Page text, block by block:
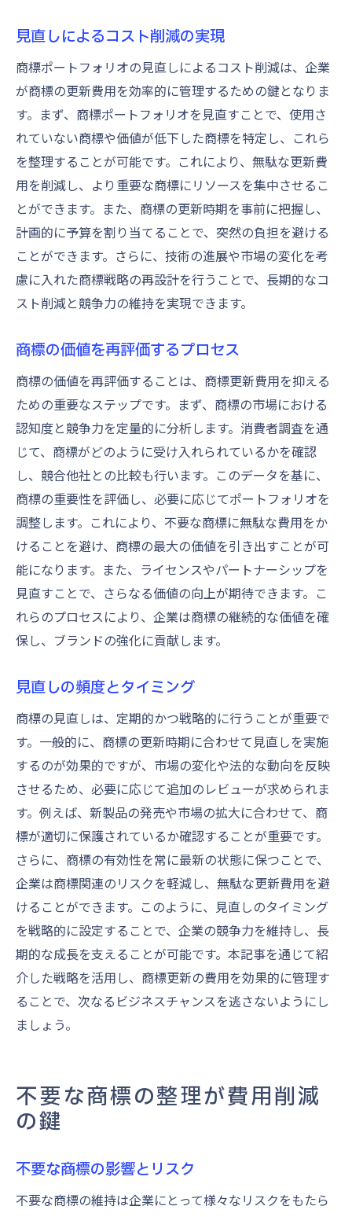
見直しによるコスト削減の実現
商標ポートフォリオの見直しによるコスト削減は、企業
が商標の更新費用を効率的に管理するための鍵となりま
す。まず、商標ポートフォリオを見直すことで、使用さ
れていない商標や価値が低下した商標を特定し、これら
を整理することが可能です。これにより、無駄な更新費
用を削減し、より重要な商標にリソースを集中させるこ
とができます。また、商標の更新時期を事前に把握し、
計画的に予算を割り当てることで、突然の負担を避ける
ことができます。さらに、技術の進展や市場の変化を考
慮に入れた商標戦略の再設計を行うことで、長期的なコ
スト削減と競争力の維持を実現できます。
商標の価値を再評価するプロセス
商標の価値を再評価することは、商標更新費用を抑える
ための重要なステップです。まず、商標の市場における
認知度と競争力を定量的に分析します。消費者調査を通
じて、商標がどのように受け入れられているかを確認
し、競合他社との比較も行います。このデータを基に、
商標の重要性を評価し、必要に応じてポートフォリオを
調整します。これにより、不要な商標に無駄な費用をか
けることを避け、商標の最大の価値を引き出すことが可
能になります。また、ライセンスやパートナーシップを
見直すことで、さらなる価値の向上が期待できます。こ
れらのプロセスにより、企業は商標の継続的な価値を確
保し、ブランドの強化に貢献します。
見直しの頻度とタイミング
商標の見直しは、定期的かつ戦略的に行うことが重要で
す。一般的に、商標の更新時期に合わせて見直しを実施
するのが効果的ですが、市場の変化や法的な動向を反映
させるため、必要に応じて追加のレビューが求められま
す。例えば、新製品の発売や市場の拡大に合わせて、商
標が適切に保護されているか確認することが重要です。
さらに、商標の有効性を常に最新の状態に保つことで、
企業は商標関連のリスクを軽減し、無駄な更新費用を避
けることができます。このように、見直しのタイミング
を戦略的に設定することで、企業の競争力を維持し、長
期的な成長を支えることが可能です。本記事を通じて紹
介した戦略を活用し、商標更新の費用を効果的に管理す
ることで、次なるビジネスチャンスを逃さないようにし
ましょう。
不要な商標の整理が費用削減
の鍵
不要な商標の影響とリスク
不要な商標の維持は企業にとって様々なリスクをもたら